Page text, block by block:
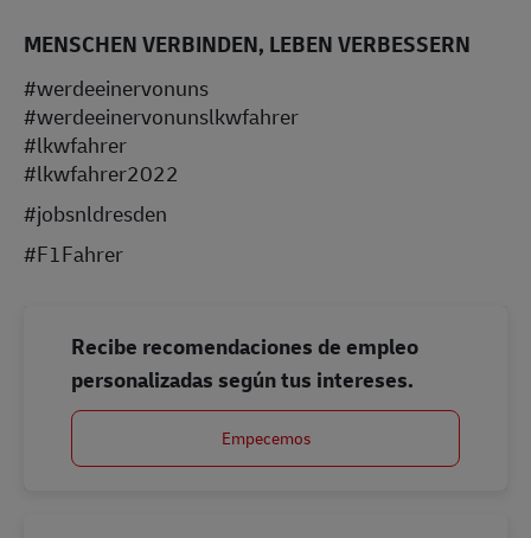
MENSCHEN VERBINDEN, LEBEN VERBESSERN
#werdeeinervonuns
#werdeeinervonunslkwfahrer
#lkwfahrer
#lkwfahrer2022
#jobsnldresden
#F1Fahrer
Recibe recomendaciones de empleo
personalizadas según tus intereses.
Empecemos